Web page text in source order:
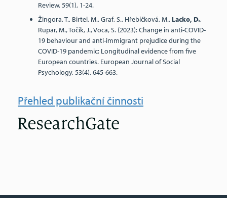
Review, 59(1), 1-24.
Žingora, T., Birtel, M., Graf, S., Hřebíčková, M., Lacko, D.,
Rupar, M., Točík, J., Voca, S. (2023): Change in anti-COVID-
19 behaviour and anti-immigrant prejudice during the
COVID-19 pandemic: Longitudinal evidence from five
European countries. European Journal of Social
Psychology, 53(4), 645-663.
Přehled publikační činnosti